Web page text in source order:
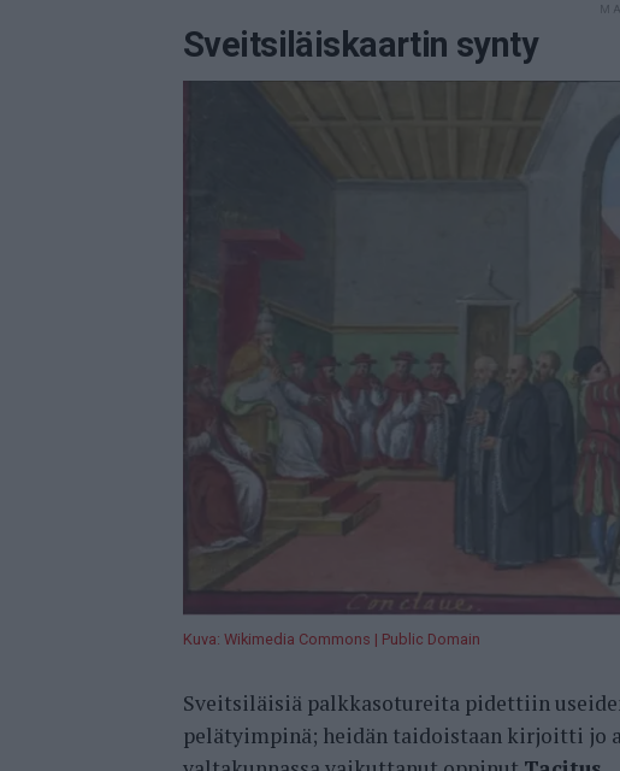
Sveitsiläiskaartin synty
Kuva: Wikimedia Commons | Public Domain
Sveitsiläisiä palkkasotureita pidettiin
pelätyimpinä; heidän taidoistaan kirjoitti jo